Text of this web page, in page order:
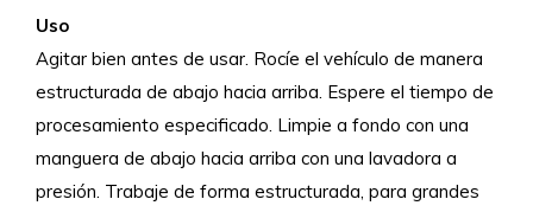
Uso
Agitar bien antes de usar. Rocíe el vehículo de manera
estructurada de abajo hacia arriba. Espere el tiempo de
procesamiento especificado. Limpie a fondo con una
manguera de abajo hacia arriba con una lavadora a
presión. Trabaje de forma estructurada, para grandes